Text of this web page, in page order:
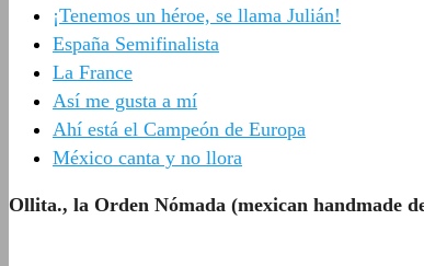
¡Tenemos un héroe, se llama Julián!
España Semifinalista
La France
Así me gusta a mí
Ahí está el Campeón de Europa
México canta y no llora
Ollita., la Orden Nómada (mexican handmade